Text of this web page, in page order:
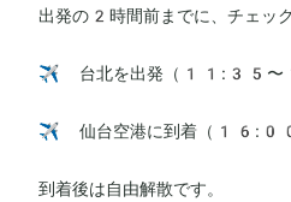
出発の2時間前までに、チェッ
✈️ 台北を出発（11:35
✈️ 仙台空港に到着（16:00
到着後は自由解散です。